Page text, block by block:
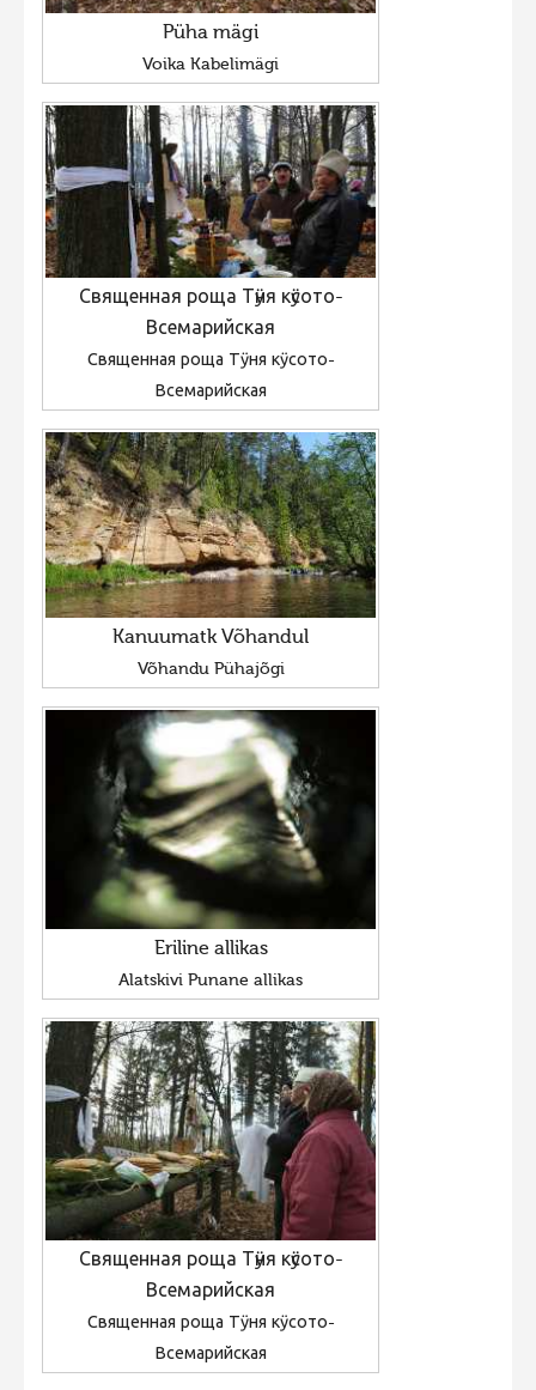
Püha mägi
Voika Kabelimägi
Священная роща Тӱня кӱсото-
Всемарийская
Священная роща Тӱня кӱсото-
Всемарийская
Kanuumatk Võhandul
Võhandu Pühajõgi
Eriline allikas
Alatskivi Punane allikas
Священная роща Тӱня кӱсото-
Всемарийская
Священная роща Тӱня кӱсото-
Всемарийская